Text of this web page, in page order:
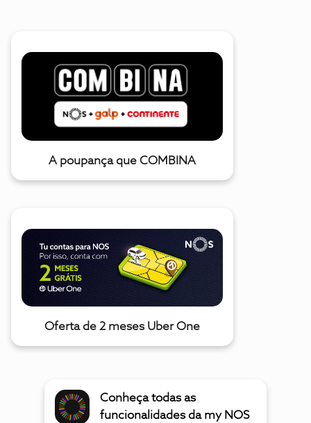
A poupança que COMBINA
Oferta de 2 meses Uber One
Conheça todas as
funcionalidades da my NOS